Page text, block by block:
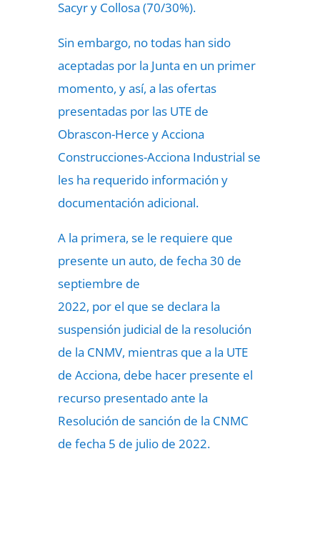
Sacyr y Collosa (70/30%).
Sin embargo, no todas han sido
aceptadas por la Junta en un primer
momento, y así, a las ofertas
presentadas por las UTE de
Obrascon-Herce y Acciona
Construcciones-Acciona Industrial se
les ha requerido información y
documentación adicional.
A la primera, se le requiere que
presente un auto, de fecha 30 de
septiembre de
2022, por el que se declara la
suspensión judicial de la resolución
de la CNMV, mientras que a la UTE
de Acciona, debe hacer presente el
recurso presentado ante la
Resolución de sanción de la CNMC
de fecha 5 de julio de 2022.